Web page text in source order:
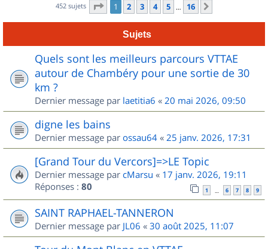
452 sujets Page 1sur
1 2 3 4 5 … 16
Sujets
Quels sont les meilleurs parcours VTTAE
autour de Chambéry pour une sortie de 30
km ?
Dernier message par laetitia6 « 20 mai 2026, 09:50
digne les bains
Dernier message par ossau64 « 25 janv. 2026, 17:31
[Grand Tour du Vercors]=>LE Topic
Dernier message par cMarsu « 17 janv. 2026, 19:11
Réponses : 80 1 … 6 7 8 9
SAINT RAPHAEL-TANNERON
Dernier message par JL06 « 30 août 2025, 11:07